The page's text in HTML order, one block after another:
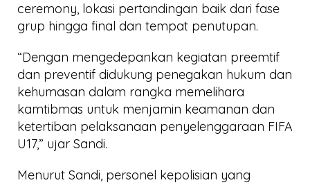
ceremony, lokasi pertandingan baik dari fase
grup hingga final dan tempat penutupan.
“Dengan mengedepankan kegiatan preemtif
dan preventif didukung penegakan hukum dan
kehumasan dalam rangka memelihara
kamtibmas untuk menjamin keamanan dan
ketertiban pelaksanaan penyelenggaraan FIFA
U17,” ujar Sandi.
Menurut Sandi, personel kepolisian yang